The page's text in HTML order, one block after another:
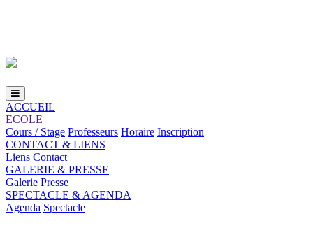
ACCUEIL
ECOLE
Cours / Stage Professeurs Horaire Inscription
CONTACT & LIENS
Liens Contact
GALERIE & PRESSE
Galerie Presse
SPECTACLE & AGENDA
Agenda Spectacle